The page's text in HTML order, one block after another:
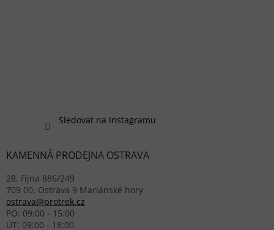
Sledovat na Instagramu
KAMENNÁ PRODEJNA OSTRAVA
28. října 886/249
709 00, Ostrava 9 Mariánské hory
ostrava@protrek.cz
PO: 09:00 - 15:00
ÚT: 09:00 - 18:00